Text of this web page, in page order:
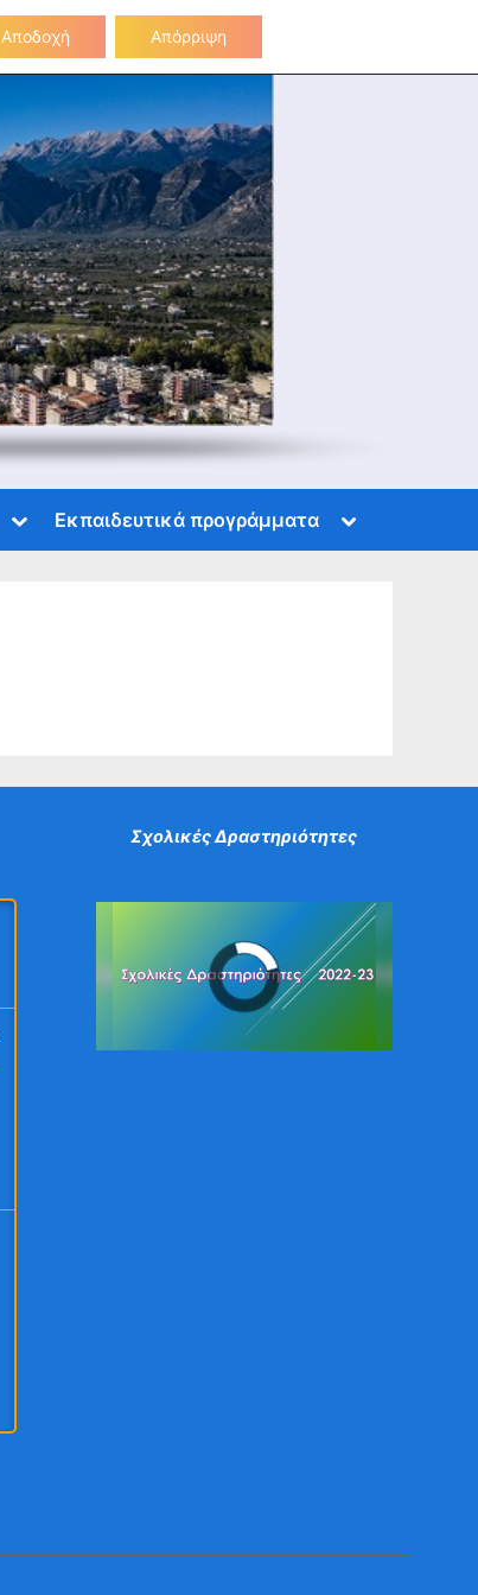
Toggle
menu
Εκπαιδευτικά προγράμματα
Toggle
menu
Σχολικές Δραστηριότητες
Αποδοχή Απόρριψη